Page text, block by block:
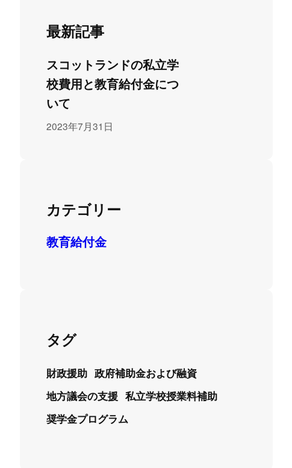
最新記事
スコットランドの私立学
校費用と教育給付金につ
いて
2023年7月31日
カテゴリー
教育給付金
タグ
財政援助 政府補助金および融資
地方議会の支援 私立学校授業料補助
奨学金プログラム